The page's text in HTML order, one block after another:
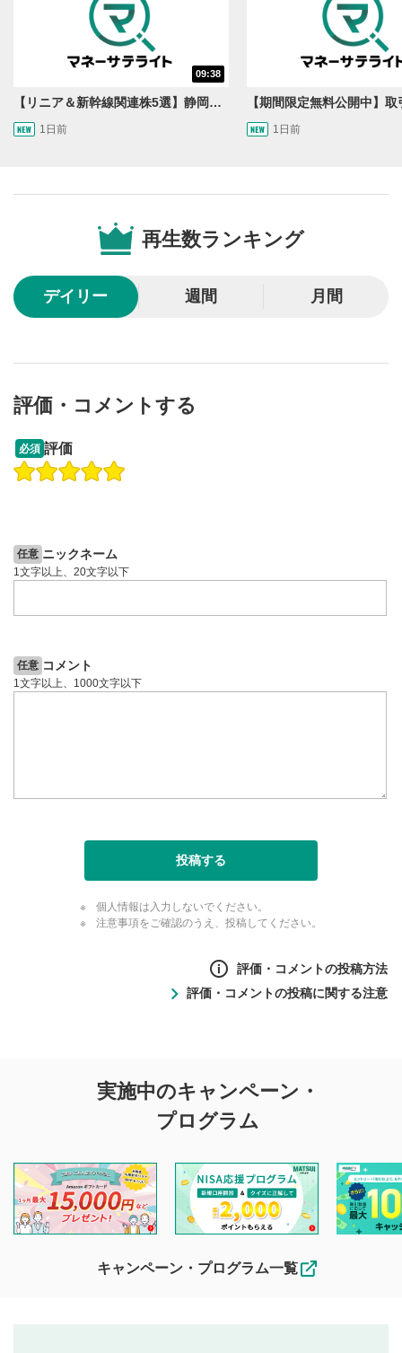
09:38
【リニア＆新幹線関連株5選】静岡県知事の承認でリニア路線工事進展！北陸新幹線も「小浜・京都ルート」再決定！関連する注目の銘柄は？＜たけぞうNEWS＞
1日前 1日前
再生数ランキング
デイリー 週間 月間
評価・コメントする
必須 評価
任意 ニックネーム
1文字以上、20文字以下
任意 コメント
1文字以上、1000文字以下
投稿する
個人情報は入力しないでください。
注意事項をご確認のうえ、投稿してください。
評価・コメントの投稿方法
評価・コメントの投稿に関する注意
投稿に関する注意
を目的として、各動画コンテンツに、評価およびコメントの
投稿ができます。利用者は以下の注意事項をご理解のうえ、
閲覧および投稿を行うものとしてください。
他の利用者が動画を視聴される際の参考になるコメントをお
待ちしております。
なお、投稿をもって、本注意事項に同意されたものとみなし
実施中のキャンペーン・
プログラム
キャンペーン・プログラム一覧